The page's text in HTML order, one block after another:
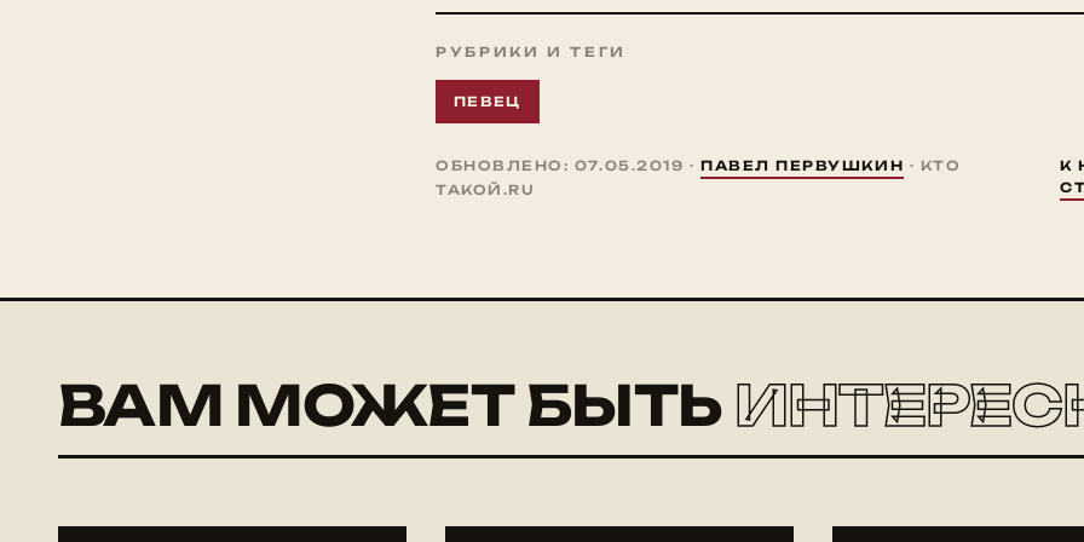
РУБРИКИ И ТЕГИ
ПЕВЕЦ
ОБНОВЛЕНО: 07.05.2019 · ПАВЕЛ ПЕРВУШКИН · КТО
ТАКОЙ.RU
К
ВАМ МОЖЕТ БЫТЬ